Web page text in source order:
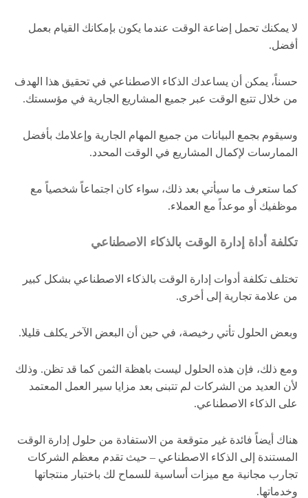
لا يمكنك تحمل إضاعة الوقت عندما يكون بإمكانك القيام بعمل
أفضل.
حسناً، يمكن أن يساعدك الذكاء الاصطناعي في تحقيق هذا الهدف
من خلال تتبع الوقت عبر جميع المشاريع الجارية في مؤسستك.
وسيقوم بجمع البيانات من جميع المهام الجارية وإعلامك بأفضل
الممارسات لإكمال المشاريع في الوقت المحدد.
كما ستعرف ما سيأتي بعد ذلك، سواء كان اجتماعاً شخصياً مع
موظفيك أو موعداً مع العملاء.
تكلفة أداة إدارة الوقت بالذكاء الاصطناعي
تختلف تكلفة أدوات إدارة الوقت بالذكاء الاصطناعي بشكل كبير
من علامة تجارية إلى أخرى.
وبعض الحلول تأتي رخيصة، في حين أن البعض الآخر يكلف قليلا.
ومع ذلك، فإن هذه الحلول ليست باهظة الثمن كما قد تظن. وذلك
لأن العديد من الشركات لم تتبنى بعد مزايا سير العمل المعتمد
على الذكاء الاصطناعي.
هناك أيضاً فائدة غير متوقعة من الاستفادة من حلول إدارة الوقت
المستندة إلى الذكاء الاصطناعي – حيث تقدم معظم الشركات
تجارب مجانية مع ميزات أساسية للسماح لك باختبار منتجاتها
وخدماتها.